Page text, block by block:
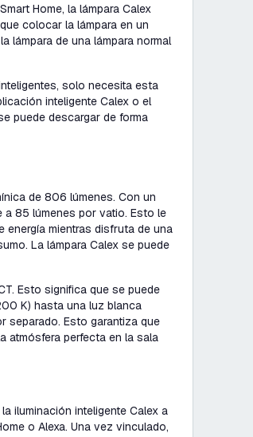
Home, la lámpara Calex
colocar la lámpara en un
lámpara de una lámpara normal
solo necesita esta
inteligente Calex o el
puede descargar de forma
de 806 lúmenes. Con un
85 lúmenes por vatio. Esto le
energía mientras disfruta de una
La lámpara Calex se puede
Esto significa que se puede
K) hasta una luz blanca
separado. Esto garantiza que
atmósfera perfecta en la sala
iluminación inteligente Calex a
o Alexa. Una vez vinculado,